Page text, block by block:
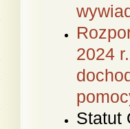
2024
Statut